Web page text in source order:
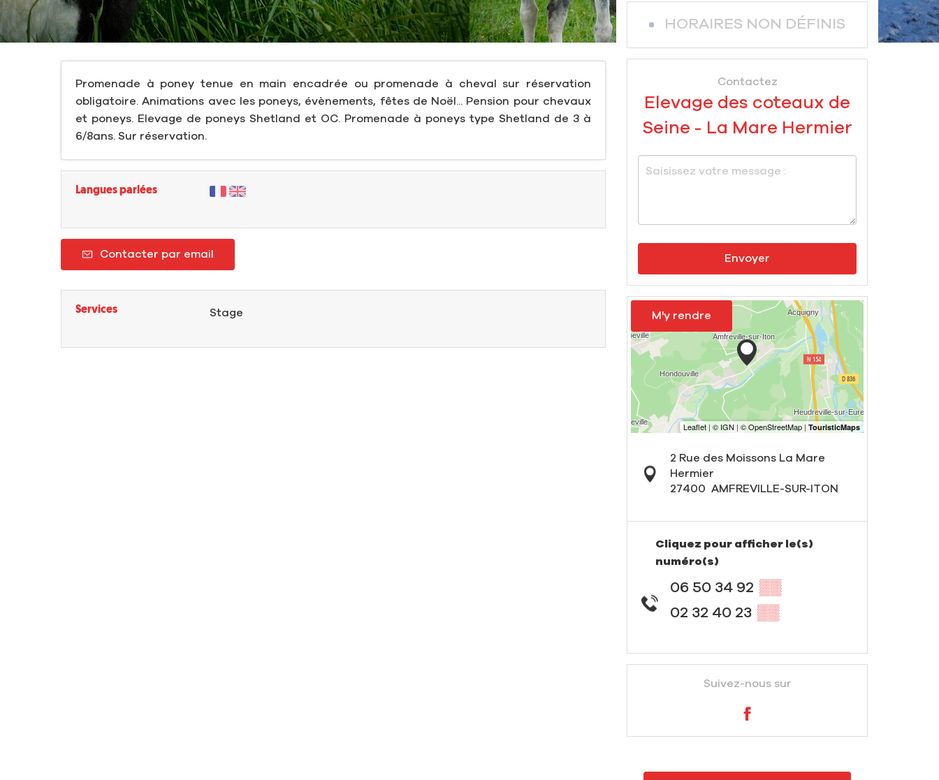
Promenade à poney tenue en main encadrée ou promenade à cheval sur réservation
obligatoire. Animations avec les poneys, évènements, fêtes de Noël... Pension pour chevaux
et poneys. Elevage de poneys Shetland et OC. Promenade à poneys type Shetland de 3 à
6/8ans. Sur réservation.
Langues parlées
Contacter par email
Services Stage
HORAIRES NON DÉFINIS
Contactez
Elevage des coteaux de
Seine - La Mare Hermier
Envoyer
M'y rendre
2 Rue des Moissons La Mare
Hermier
27400 AMFREVILLE-SUR-ITON
Cliquez pour afficher le(s)
numéro(s)
06 50 34 92 ▒▒
02 32 40 23 ▒▒
Suivez-nous sur